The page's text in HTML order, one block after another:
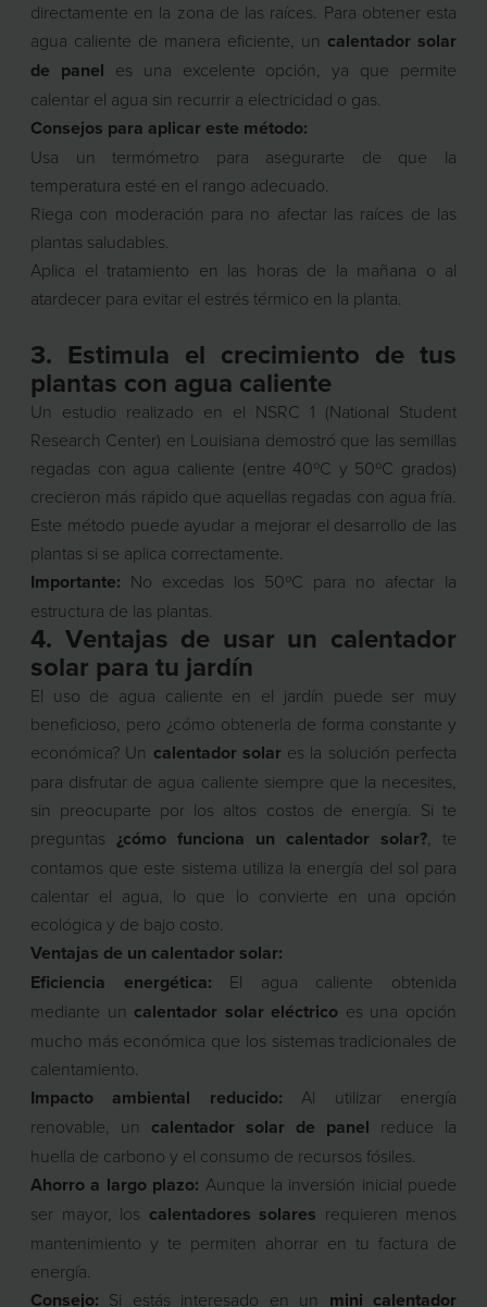
directamente en la zona de las raíces. Para obtener esta
agua caliente de manera eficiente, un calentador solar
de panel es una excelente opción, ya que permite
calentar el agua sin recurrir a electricidad o gas.
Consejos para aplicar este método:
Usa un termómetro para asegurarte de que la
temperatura esté en el rango adecuado.
Riega con moderación para no afectar las raíces de las
plantas saludables.
Aplica el tratamiento en las horas de la mañana o al
atardecer para evitar el estrés térmico en la planta.
3. Estimula el crecimiento de tus
plantas con agua caliente
Un estudio realizado en el NSRC 1 (National Student
Research Center) en Louisiana demostró que las semillas
regadas con agua caliente (entre 40ºC y 50ºC grados)
crecieron más rápido que aquellas regadas con agua fría.
Este método puede ayudar a mejorar el desarrollo de las
plantas si se aplica correctamente.
Importante: No excedas los 50ºC para no afectar la
estructura de las plantas.
4. Ventajas de usar un calentador
solar para tu jardín
El uso de agua caliente en el jardín puede ser muy
beneficioso, pero ¿cómo obtenerla de forma constante y
económica? Un calentador solar es la solución perfecta
para disfrutar de agua caliente siempre que la necesites,
sin preocuparte por los altos costos de energía. Si te
preguntas ¿cómo funciona un calentador solar?, te
contamos que este sistema utiliza la energía del sol para
calentar el agua, lo que lo convierte en una opción
ecológica y de bajo costo.
Ventajas de un calentador solar:
Eficiencia energética: El agua caliente obtenida
mediante un calentador solar eléctrico es una opción
mucho más económica que los sistemas tradicionales de
calentamiento.
Impacto ambiental reducido: Al utilizar energía
renovable, un calentador solar de panel reduce la
huella de carbono y el consumo de recursos fósiles.
Ahorro a largo plazo: Aunque la inversión inicial puede
ser mayor, los calentadores solares requieren menos
mantenimiento y te permiten ahorrar en tu factura de
energía.
Consejo: Si estás interesado en un mini calentador